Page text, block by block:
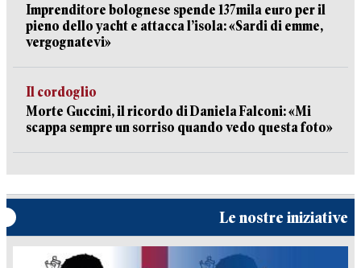
Imprenditore bolognese spende 137mila euro per il
pieno dello yacht e attacca l’isola: «Sardi di emme,
vergognatevi»
Il cordoglio
Morte Guccini, il ricordo di Daniela Falconi: «Mi
scappa sempre un sorriso quando vedo questa foto»
Le nostre iniziative